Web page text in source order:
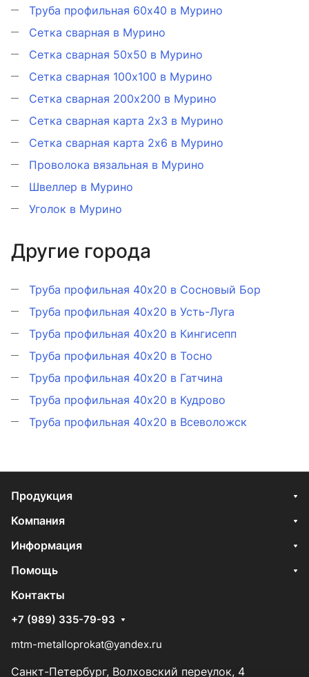
Труба профильная 60х40 в Мурино
Сетка сварная в Мурино
Сетка сварная 50х50 в Мурино
Сетка сварная 100х100 в Мурино
Сетка сварная 200х200 в Мурино
Сетка сварная карта 2х3 в Мурино
Сетка сварная карта 2х6 в Мурино
Проволока вязальная в Мурино
Швеллер в Мурино
Уголок в Мурино
Другие города
Труба профильная 40х20 в Сосновый Бор
Труба профильная 40х20 в Усть-Луга
Труба профильная 40х20 в Кингисепп
Труба профильная 40х20 в Тосно
Труба профильная 40х20 в Гатчина
Труба профильная 40х20 в Кудрово
Труба профильная 40х20 в Всеволожск
Продукция
Компания
Информация
Помощь
Контакты
+7 (989) 335-79-93
mtm-metalloprokat@yandex.ru
Санкт-Петербург, Волховский переулок, 4